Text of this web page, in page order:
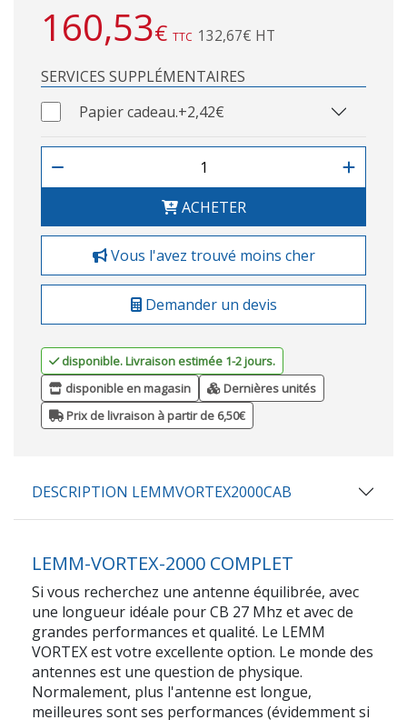
160,53€ TTC 132,67€ HT
SERVICES SUPPLÉMENTAIRES
Papier cadeau.+2,42€
ACHETER
Vous l'avez trouvé moins cher
Demander un devis
disponible. Livraison estimée 1-2 jours.
disponible en magasin
Dernières unités
Prix de livraison à partir de 6,50€
DESCRIPTION LEMMVORTEX2000CAB
LEMM-VORTEX-2000 COMPLET
Si vous recherchez une antenne équilibrée, avec
une longueur idéale pour CB 27 Mhz et avec de
grandes performances et qualité. Le LEMM
VORTEX est votre excellente option. Le monde des
antennes est une question de physique.
Normalement, plus l'antenne est longue,
meilleures sont ses performances (évidemment si